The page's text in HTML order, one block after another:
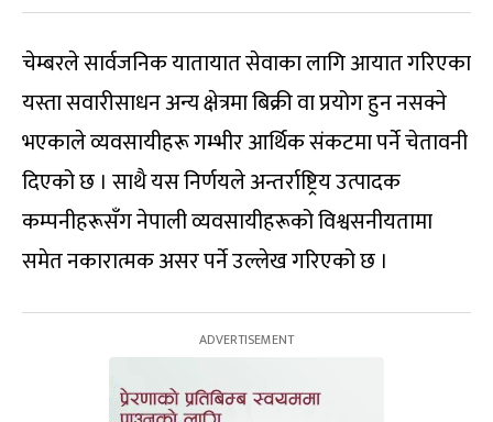
चेम्बरले सार्वजनिक यातायात सेवाका लागि आयात गरिएका
यस्ता सवारीसाधन अन्य क्षेत्रमा बिक्री वा प्रयोग हुन नसक्ने
भएकाले व्यवसायीहरू गम्भीर आर्थिक संकटमा पर्ने चेतावनी
दिएको छ । साथै यस निर्णयले अन्तर्राष्ट्रिय उत्पादक
कम्पनीहरूसँग नेपाली व्यवसायीहरूको विश्वसनीयतामा
समेत नकारात्मक असर पर्ने उल्लेख गरिएको छ ।